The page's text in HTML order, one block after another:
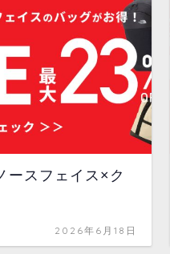
ースフェイス×ク
2026年6月18日